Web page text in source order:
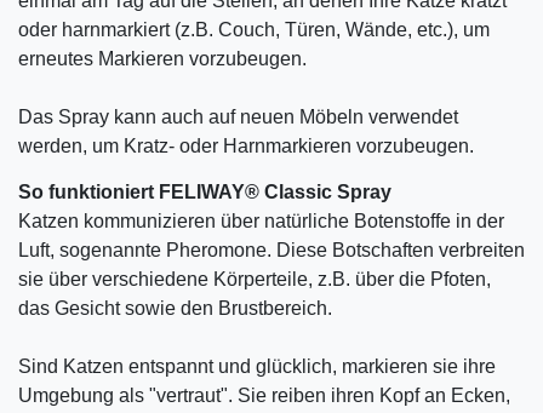
oder harnmarkiert (z.B. Couch, Türen, Wände, etc.), um
erneutes Markieren vorzubeugen.
Das Spray kann auch auf neuen Möbeln verwendet
werden, um Kratz- oder Harnmarkieren vorzubeugen.
So funktioniert FELIWAY® Classic Spray
Katzen kommunizieren über natürliche Botenstoffe in der
Luft, sogenannte Pheromone. Diese Botschaften verbreiten
sie über verschiedene Körperteile, z.B. über die Pfoten,
das Gesicht sowie den Brustbereich.
Sind Katzen entspannt und glücklich, markieren sie ihre
Umgebung als "vertraut". Sie reiben ihren Kopf an Ecken,